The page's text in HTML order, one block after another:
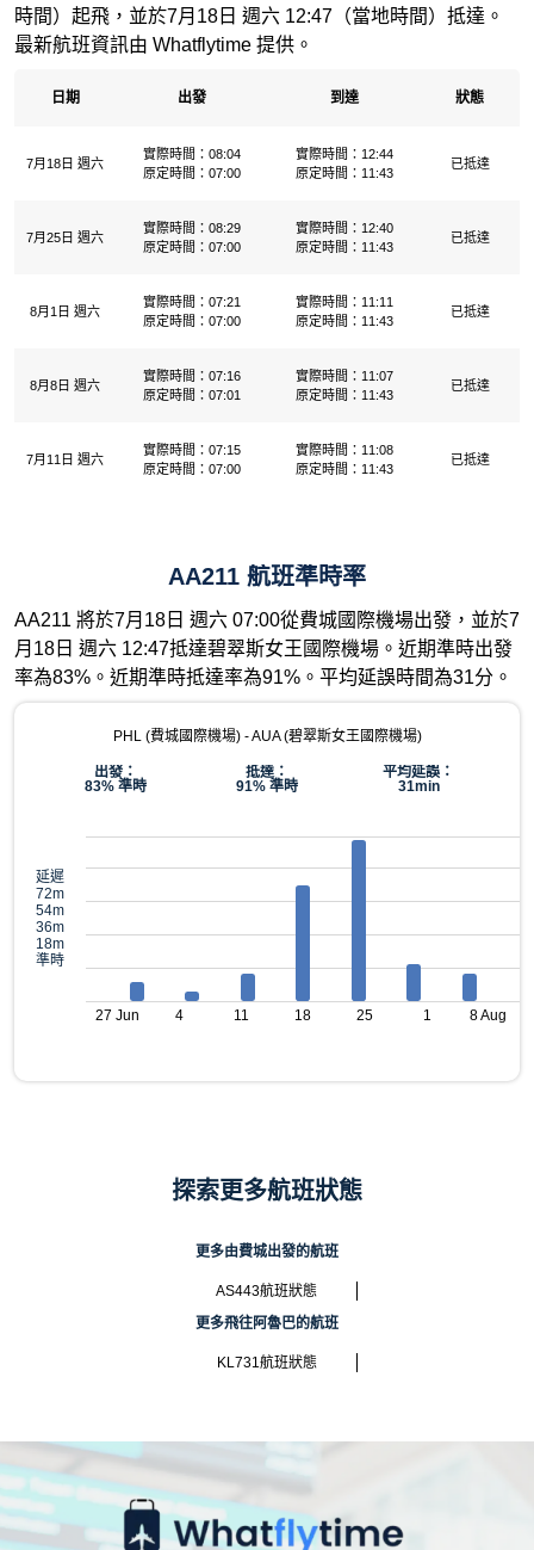
時間）起飛，並於7月18日 週六 12:47（當地時間）抵達。
最新航班資訊由 Whatflytime 提供。
日期 出發 到達 狀態
7月18日 週六
實際時間：08:04
原定時間：07:00
實際時間：12:44
原定時間：11:43
已抵達
7月25日 週六
實際時間：08:29
原定時間：07:00
實際時間：12:40
原定時間：11:43
已抵達
8月1日 週六
實際時間：07:21
原定時間：07:00
實際時間：11:11
原定時間：11:43
已抵達
8月8日 週六
實際時間：07:16
原定時間：07:01
實際時間：11:07
原定時間：11:43
已抵達
7月11日 週六
實際時間：07:15
原定時間：07:00
實際時間：11:08
原定時間：11:43
已抵達
AA211 航班準時率
AA211 將於7月18日 週六 07:00從費城國際機場出發，並於7
月18日 週六 12:47抵達碧翠斯女王國際機場。近期準時出發
率為83%。近期準時抵達率為91%。平均延誤時間為31分。
PHL (費城國際機場) - AUA (碧翠斯女王國際機場)
出發：
83% 準時
抵達：
91% 準時
平均延誤：
31min
延遲
72m
54m
36m
18m
準時
27 Jun 4 11 18 25 1 8 Aug
探索更多航班狀態
更多由費城出發的航班
AS443航班狀態
更多飛往阿魯巴的航班
KL731航班狀態